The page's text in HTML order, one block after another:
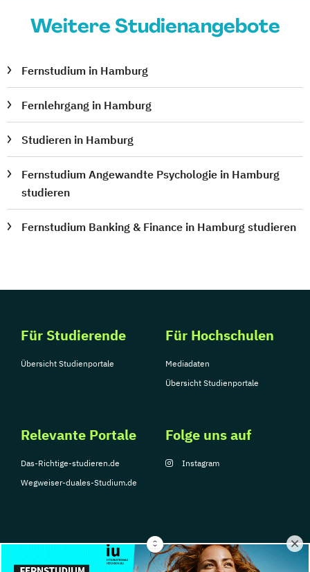
Weitere Studienangebote
Fernstudium in Hamburg
Fernlehrgang in Hamburg
Studieren in Hamburg
Fernstudium Angewandte Psychologie in Hamburg
studieren
Fernstudium Banking & Finance in Hamburg studieren
Für Studierende
Übersicht Studienportale
Für Hochschulen
Mediadaten
Übersicht Studienportale
Relevante Portale
Das-Richtige-studieren.de
Wegweiser-duales-Studium.de
Folge uns auf
Instagram